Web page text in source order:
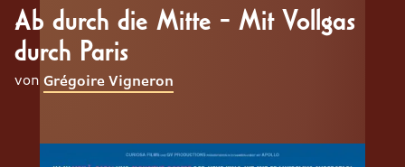
Ab durch die Mitte - Mit Vollgas
durch Paris
von Grégoire Vigneron